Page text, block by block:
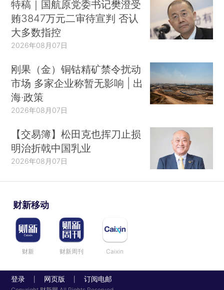
特稿｜国航原党委书记樊澄受
贿3847万元二审待宣判 否认
大多数指控
2026年08月07日
刚果（金）铜钴精矿禁令扰动
市场 多家企业称暂无影响 | 出
海·政策
2026年08月07日
【交易簿】松田克也挥刀止损
明治折戟中国乳业
2026年08月07日
财新移动
财新 财新周刊 Caixin
登录 网页版 订阅电邮